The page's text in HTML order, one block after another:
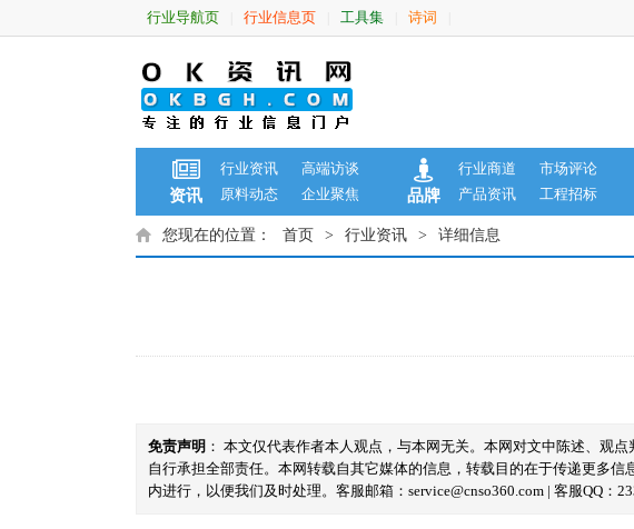
行业导航页 行业信息页 工具集 诗词
资讯
行业资讯
高端访谈
原料动态
企业聚焦 品牌
行业商道
市场评论
产品资讯
工程招标
您现在的位置： 首页 > 行业资讯 > 详细信息
免责声明 ： 本文仅代表作者本人观点，与本网无关。本网对文中陈述、观
自行承担全部责任。本网转载自其它媒体的信息，转载目的在于传递更多
内进行，以便我们及时处理。客服邮箱：service@cnso360.com | 客服QQ：